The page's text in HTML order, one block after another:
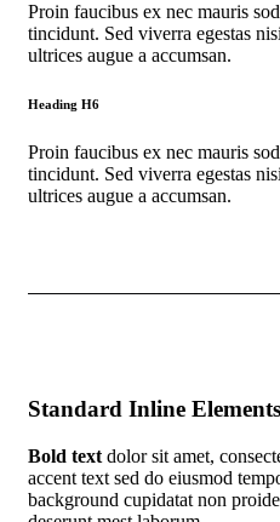
Proin faucibus ex nec mauris
tincidunt. Sed viverra egestas
ultrices augue a accumsan.
Heading H6
Proin faucibus ex nec mauris
tincidunt. Sed viverra egestas
ultrices augue a accumsan.
Standard Inline Elements
Bold text dolor sit amet,
accent text sed do eiusmod
background cupidatat non